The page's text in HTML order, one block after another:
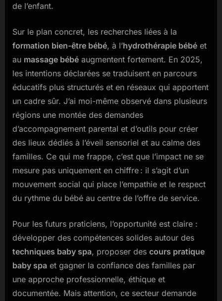
de l’enfant.
Sur le plan concret, les recherches liées à la
formation bien-être bébé, à l’hydrothérapie bébé et
au massage bébé augmentent fortement. En 2025,
les intentions déclarées se traduisent en parcours
éducatifs plus structurés et en réseaux qui apportent
un cadre sûr. J’ai moi-même observé dans plusieurs
régions une montée des demandes
d’accompagnement parental et d’outils pour créer
des lieux dédiés à l’éveil sensoriel et au calme des
familles. Ce qui me frappe, c’est que l’impact ne se
mesure pas uniquement en chiffre : il s’agit d’un
mouvement social qui place l’empathie et le respect
du rythme du bébé au centre de l’offre de service.
Pour les futurs praticiens, l’opportunité est claire :
développer des compétences solides autour des
techniques baby spa, proposer des cours pratique
baby spa et gagner la confiance des familles par
une approche professionnelle, éthique et
documentée. Mais attention, ce secteur demande